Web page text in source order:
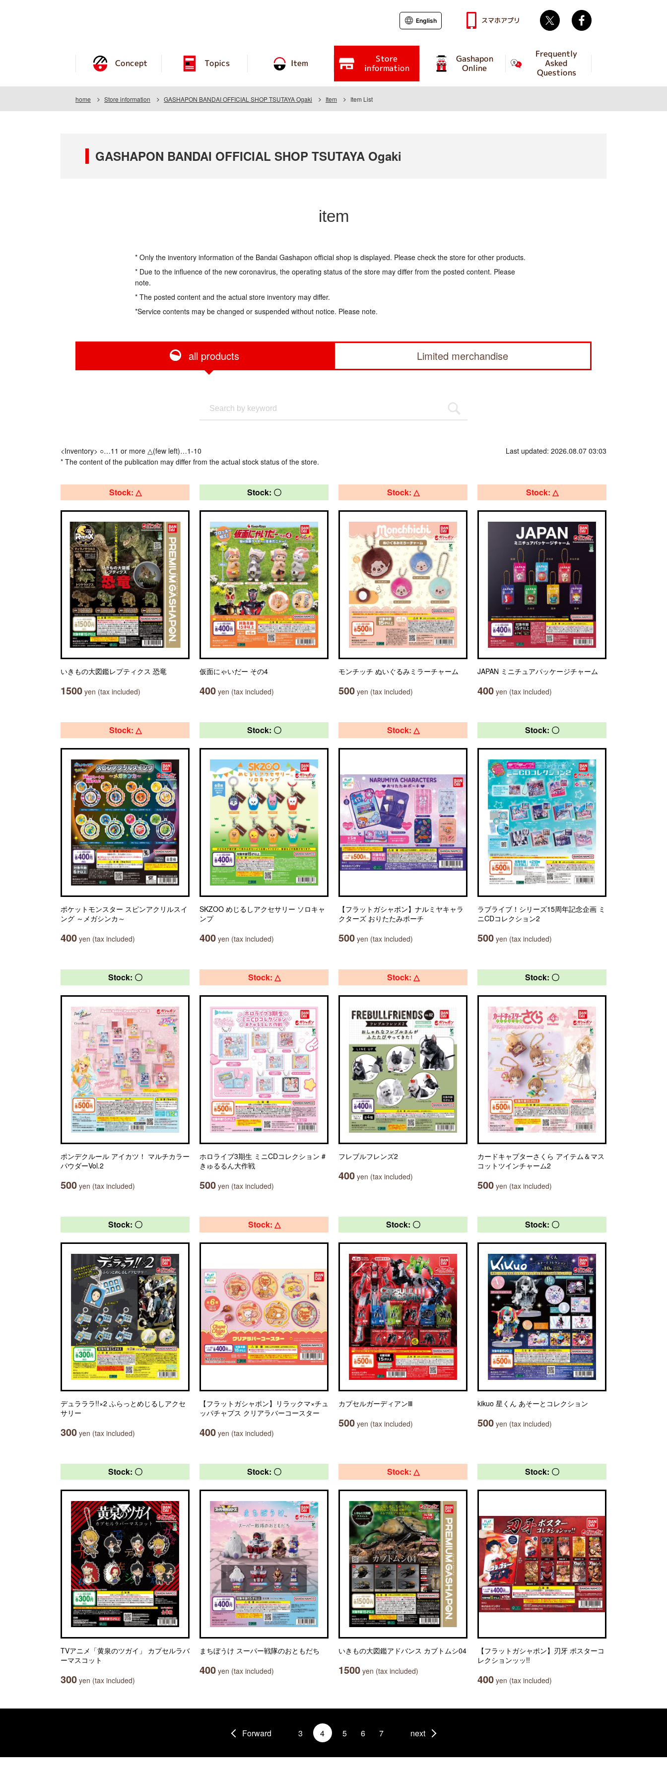
Concept Topics Item Store
information
Gashapon
Online
Frequently
Asked
Questions
English スマホアプリ Twitter
home Store information GASHAPON BANDAI OFFICIAL SHOP TSUTAYA Ogaki Item Item List
GASHAPON BANDAI OFFICIAL SHOP TSUTAYA Ogaki
item
* Only the inventory information of the Bandai Gashapon official shop is displayed. Please check the store for other products.
* Due to the influence of the new coronavirus, the operating status of the store may differ from the posted content. Please
note.
* The posted content and the actual store inventory may differ.
*Service contents may be changed or suspended without notice. Please note.
all products Limited merchandise
<Inventory> ○…11 or more △(few left)…1-10
* The content of the publication may differ from the actual stock status of the store.
Last updated: 2026.08.07 03:03
Stock: △
いきもの大図鑑レプティクス 恐竜
1500 yen (tax included)
Stock: 〇
仮面にゃいだー その4
400 yen (tax included)
Stock: △
モンチッチ ぬいぐるみミラーチャーム
500 yen (tax included)
Stock: △
JAPAN ミニチュアパッケージチャーム
400 yen (tax included)
Stock: △
ポケットモンスター スピンアクリルスイ
ング ～メガシンカ～
400 yen (tax included)
Stock: 〇
SKZOO めじるしアクセサリー ソロキャ
ンプ
400 yen (tax included)
Stock: △
【フラットガシャポン】ナルミヤキャラ
クターズ おりたたみポーチ
500 yen (tax included)
Stock: 〇
ラブライブ！シリーズ15周年記念企画 ミ
ニCDコレクション2
500 yen (tax included)
Stock: 〇
ポンデクルール アイカツ！ マルチカラー
パウダーVol.2
500 yen (tax included)
Stock: △
ホロライブ3期生 ミニCDコレクション #
きゅるるん大作戦
500 yen (tax included)
Stock: △
フレブルフレンズ2
400 yen (tax included)
Stock: 〇
カードキャプターさくら アイテム＆マス
コットツインチャーム2
500 yen (tax included)
Stock: 〇
デュラララ!!×2 ふらっとめじるしアクセ
サリー
300 yen (tax included)
Stock: △
【フラットガシャポン】リラックマ×チュ
ッパチャプス クリアラバーコースター
400 yen (tax included)
Stock: 〇
カプセルガーディアンⅢ
500 yen (tax included)
Stock: 〇
kikuo 星くん あそーとコレクション
500 yen (tax included)
Stock: 〇
TVアニメ「黄泉のツガイ」 カプセルラバ
ーマスコット
300 yen (tax included)
Stock: 〇
まちぼうけ スーパー戦隊のおともだち
400 yen (tax included)
Stock: △
いきもの大図鑑アドバンス カブトムシ04
1500 yen (tax included)
Stock: 〇
【フラットガシャポン】刃牙 ポスターコ
レクションッッ!!
400 yen (tax included)
Forward 3 4 5 6 7 next